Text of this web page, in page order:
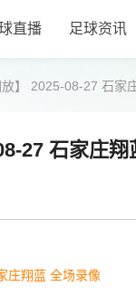
直播 足球资讯
放】 2025-08-27 石家
27 石家庄
庄翔蓝 全场录像